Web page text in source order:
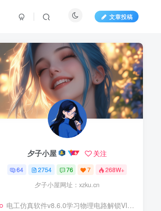
文章投稿
夕子小屋 关注
64 2754 76 7 268W+
夕子小屋网址：xzku.cn
电工仿真软件v8.6.0学习物理电路解锁VIP功能